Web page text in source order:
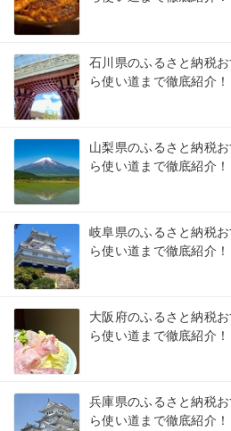
石川県のふるさと納税
ら使い道まで徹底紹介！
山梨県のふるさと納税
ら使い道まで徹底紹介！
岐阜県のふるさと納税
ら使い道まで徹底紹介！
大阪府のふるさと納税
ら使い道まで徹底紹介！
兵庫県のふるさと納税
ら使い道まで徹底紹介！